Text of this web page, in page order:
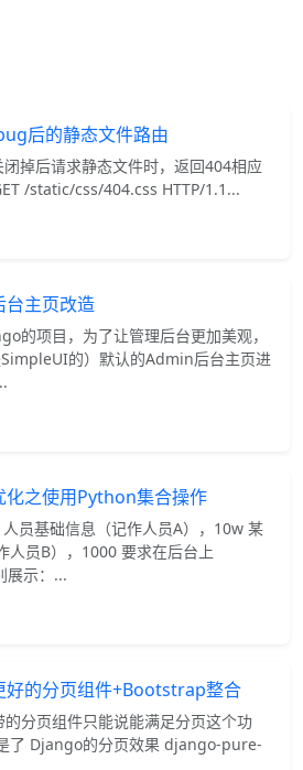
后的静态文件路由
掉后请求静态文件时，返回404相应
/static/css/404.css HTTP/1.1...
主页改造
的项目，为了让管理后台更加美观，
的）默认的Admin后台主页进
之使用Python集合操作
员基础信息（记作人员A），10w 某
人员B），1000 要求在后台上
展示：...
好的分页组件+Bootstrap整合
分页组件只能说能满足分页这个功
了 Django的分页效果 django-pure-